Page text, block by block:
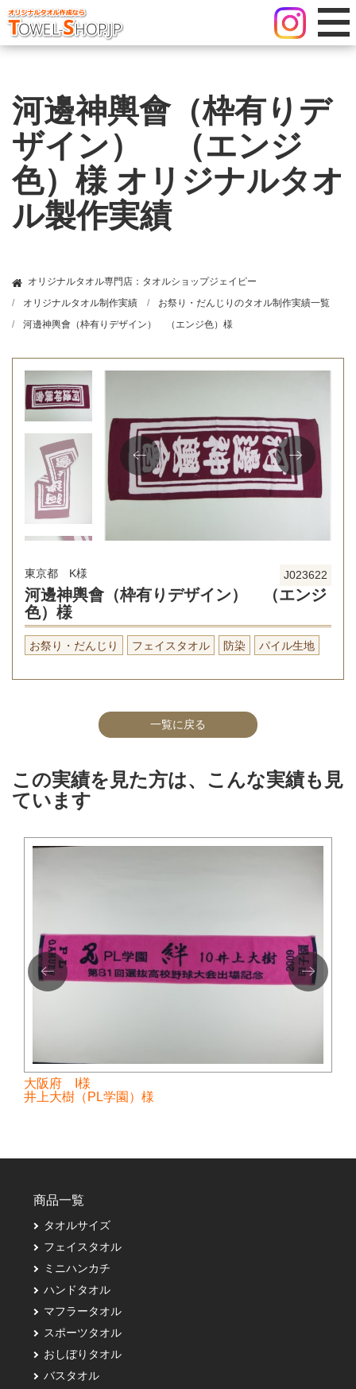
河邊神輿會（枠有りデ
ザイン） （エンジ
色）様 オリジナルタオ
ル製作実績
オリジナルタオル専門店：タオルショップジェイピー
オリジナルタオル制作実績
お祭り・だんじりのタオル制作実績一覧
河邊神輿會（枠有りデザイン） （エンジ色）様
J023622
東京都 K様
河邊神輿會（枠有りデザイン） （エンジ
色）様
お祭り・だんじり フェイスタオル 防染 パイル生地
一覧に戻る
この実績を見た方は、こんな実績も見
ています
大阪府 I様
井上大樹（PL学園）様
商品一覧
タオルサイズ
フェイスタオル
ミニハンカチ
ハンドタオル
マフラータオル
スポーツタオル
おしぼりタオル
バスタオル